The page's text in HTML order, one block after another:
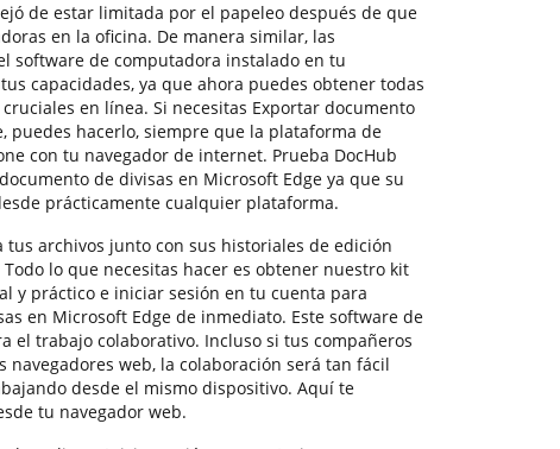
de estar limitada por el papeleo después de que
en la oficina. De manera similar, las
software de computadora instalado en tu
capacidades, ya que ahora puedes obtener todas
en línea. Si necesitas Exportar documento
puedes hacerlo, siempre que la plataforma de
con tu navegador de internet. Prueba DocHub
de divisas en Microsoft Edge ya que su
prácticamente cualquier plataforma.
tus archivos junto con sus historiales de edición
lo que necesitas hacer es obtener nuestro kit
y práctico e iniciar sesión en tu cuenta para
en Microsoft Edge de inmediato. Este software de
el trabajo colaborativo. Incluso si tus compañeros
web, la colaboración será tan fácil
desde el mismo dispositivo. Aquí te
tu navegador web.